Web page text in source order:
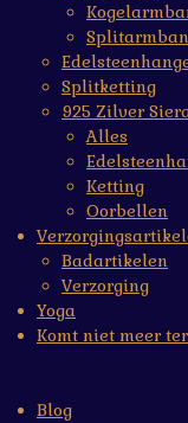
Splitketting
925 Zilver
Alles
Ketting
Oorbellen
Badartikelen
Verzorging
Yoga
Komt niet meer
Blog